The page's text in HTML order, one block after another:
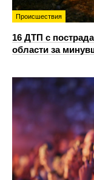
Происшествия
16 ДТП с
области за